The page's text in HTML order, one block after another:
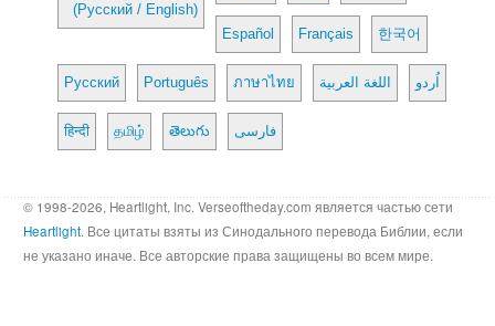
(Русский / English)
Español Français 한국어
Русский Português ภาษาไทย اللغة العربية اُردو
हिन्दी தமிழ் తెలుగు فارسی
© 1998-2026, Heartlight, Inc. Verseoftheday.com является частью сети
Heartlight. Все цитаты взяты из Синодального перевода Библии, если
не указано иначе. Все авторские права защищены во всем мире.